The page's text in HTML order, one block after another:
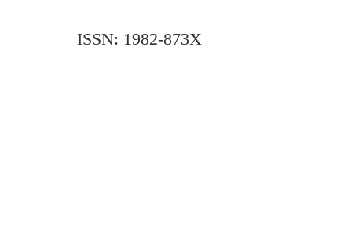
ISSN: 1982-873X